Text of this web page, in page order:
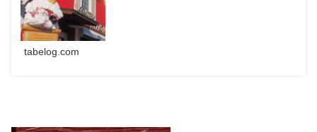
tabelog.com